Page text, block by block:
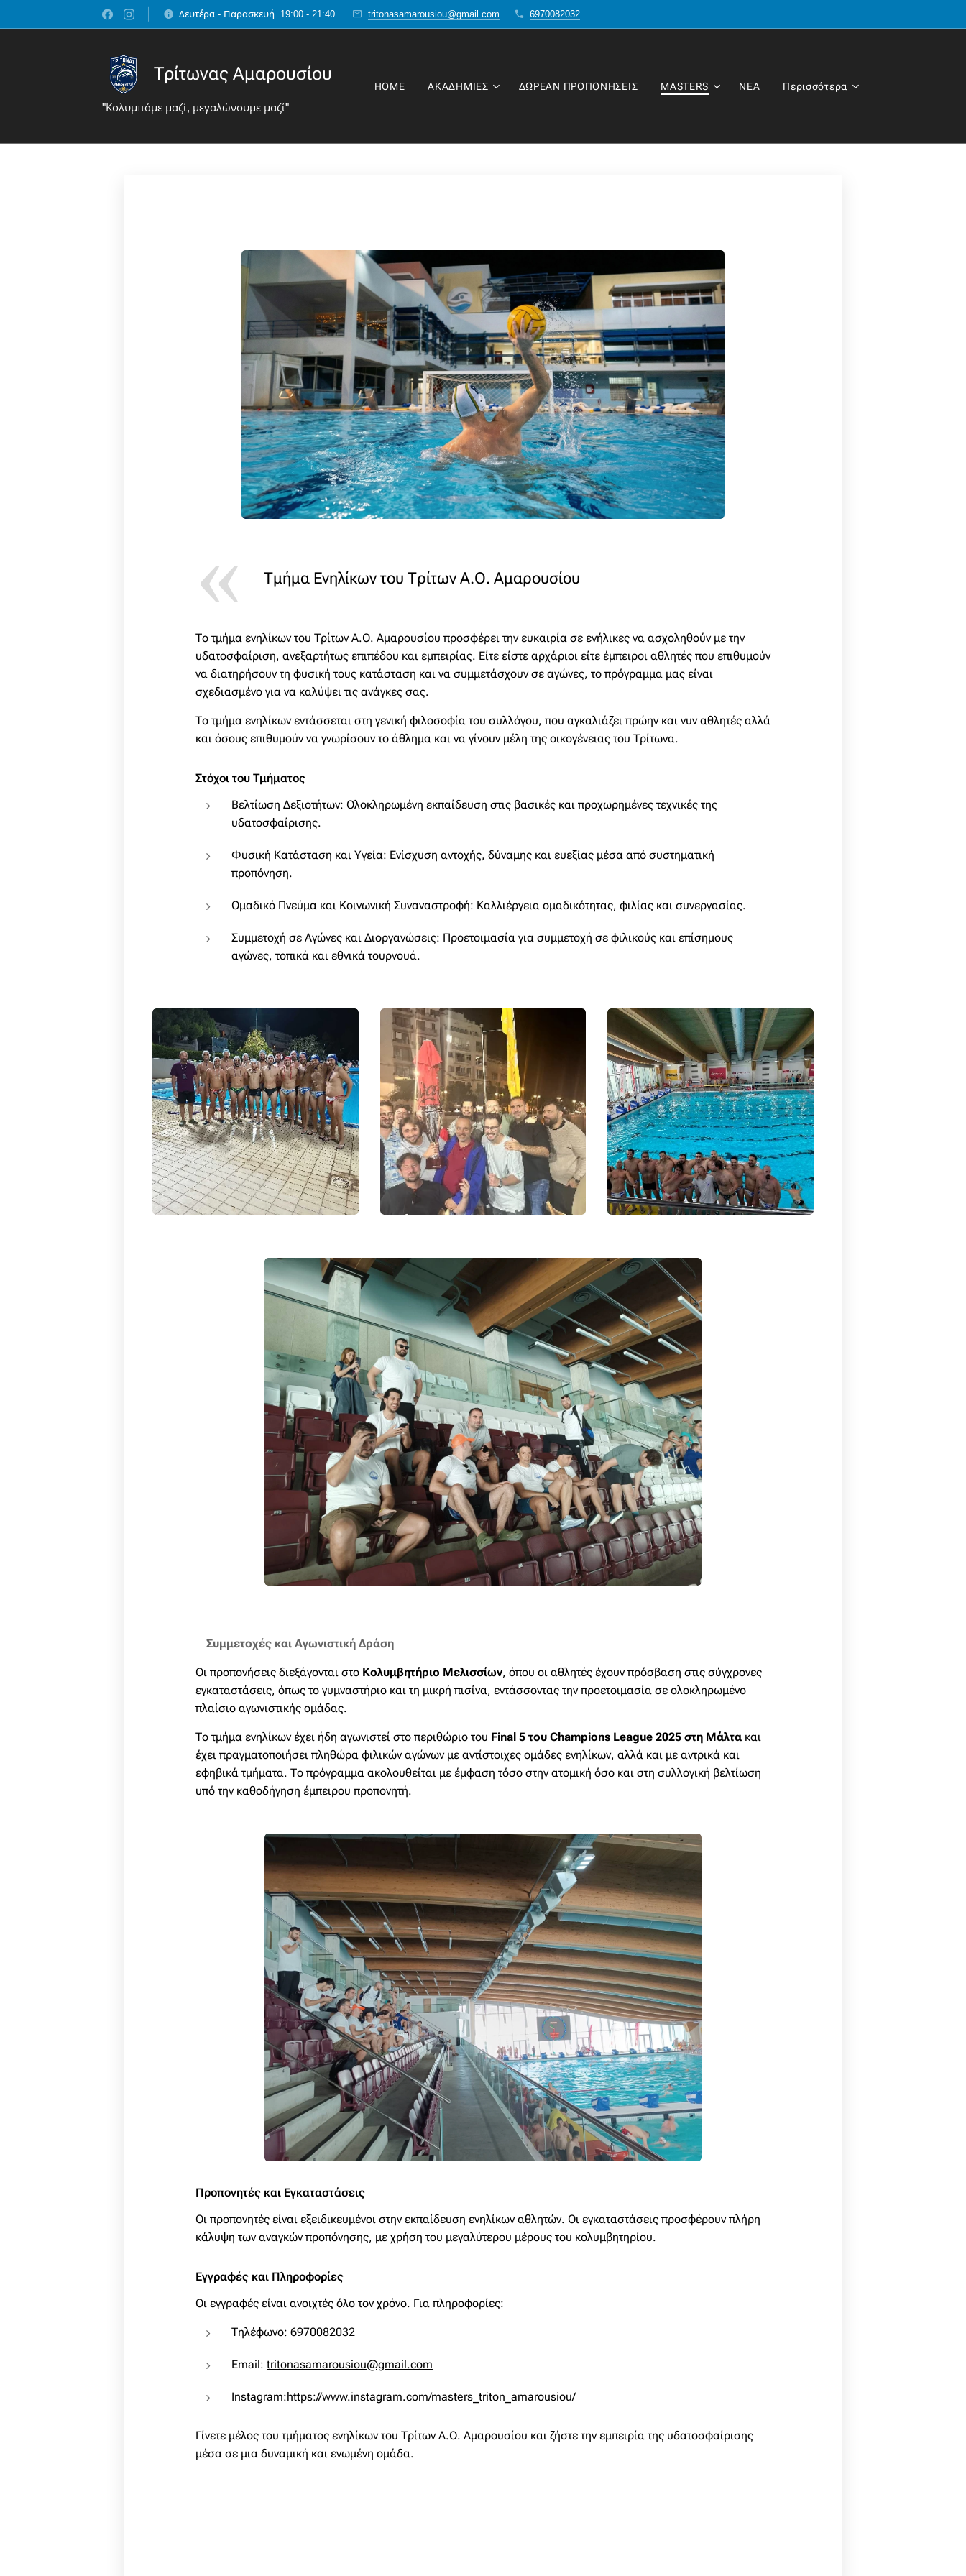
Δευτέρα - Παρασκευή 19:00 - 21:40 tritonasamarousiou@gmail.com 6970082032
Τρίτωνας Αμαρουσίου
"Κολυμπάμε μαζί, μεγαλώνουμε μαζί"
HOME ΑΚΑΔΗΜΙΕΣ ΔΩΡΕΑΝ ΠΡΟΠΟΝΗΣΕΙΣ MASTERS ΝΕΑ Περισσότερα
Τμήμα Ενηλίκων του Τρίτων Α.Ο. Αμαρουσίου
Το τμήμα ενηλίκων του Τρίτων Α.Ο. Αμαρουσίου προσφέρει την ευκαιρία σε ενήλικες να ασχοληθούν με την
υδατοσφαίριση, ανεξαρτήτως επιπέδου και εμπειρίας. Είτε είστε αρχάριοι είτε έμπειροι αθλητές που επιθυμούν
να διατηρήσουν τη φυσική τους κατάσταση και να συμμετάσχουν σε αγώνες, το πρόγραμμα μας είναι
σχεδιασμένο για να καλύψει τις ανάγκες σας.
Το τμήμα ενηλίκων εντάσσεται στη γενική φιλοσοφία του συλλόγου, που αγκαλιάζει πρώην και νυν αθλητές αλλά
και όσους επιθυμούν να γνωρίσουν το άθλημα και να γίνουν μέλη της οικογένειας του Τρίτωνα.
Στόχοι του Τμήματος
Βελτίωση Δεξιοτήτων: Ολοκληρωμένη εκπαίδευση στις βασικές και προχωρημένες τεχνικές της
υδατοσφαίρισης.
Φυσική Κατάσταση και Υγεία: Ενίσχυση αντοχής, δύναμης και ευεξίας μέσα από συστηματική
προπόνηση.
Ομαδικό Πνεύμα και Κοινωνική Συναναστροφή: Καλλιέργεια ομαδικότητας, φιλίας και συνεργασίας.
Συμμετοχή σε Αγώνες και Διοργανώσεις: Προετοιμασία για συμμετοχή σε φιλικούς και επίσημους
αγώνες, τοπικά και εθνικά τουρνουά.
Συμμετοχές και Αγωνιστική Δράση
Οι προπονήσεις διεξάγονται στο Κολυμβητήριο Μελισσίων, όπου οι αθλητές έχουν πρόσβαση στις σύγχρονες
εγκαταστάσεις, όπως το γυμναστήριο και τη μικρή πισίνα, εντάσσοντας την προετοιμασία σε ολοκληρωμένο
πλαίσιο αγωνιστικής ομάδας.
Το τμήμα ενηλίκων έχει ήδη αγωνιστεί στο περιθώριο του Final 5 του Champions League 2025 στη Μάλτα και
έχει πραγματοποιήσει πληθώρα φιλικών αγώνων με αντίστοιχες ομάδες ενηλίκων, αλλά και με αντρικά και
εφηβικά τμήματα. Το πρόγραμμα ακολουθείται με έμφαση τόσο στην ατομική όσο και στη συλλογική βελτίωση
υπό την καθοδήγηση έμπειρου προπονητή.
Προπονητές και Εγκαταστάσεις
Οι προπονητές είναι εξειδικευμένοι στην εκπαίδευση ενηλίκων αθλητών. Οι εγκαταστάσεις προσφέρουν πλήρη
κάλυψη των αναγκών προπόνησης, με χρήση του μεγαλύτερου μέρους του κολυμβητηρίου.
Εγγραφές και Πληροφορίες
Οι εγγραφές είναι ανοιχτές όλο τον χρόνο. Για πληροφορίες:
Τηλέφωνο: 6970082032
Email: tritonasamarousiou@gmail.com
Ιnstagram:https://www.instagram.com/masters_triton_amarousiou/
Γίνετε μέλος του τμήματος ενηλίκων του Τρίτων Α.Ο. Αμαρουσίου και ζήστε την εμπειρία της υδατοσφαίρισης
μέσα σε μια δυναμική και ενωμένη ομάδα.